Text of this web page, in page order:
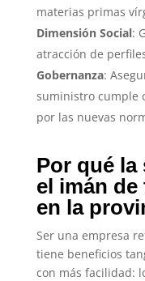
materias primas
Dimensión Social:
atracción de
Gobernanza:
suministro cumple
por las nuevas
Por qué
el imán
en la
Ser una empresa
tiene beneficios
con más facilidad: